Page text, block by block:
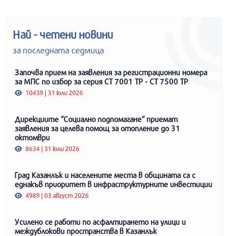
Най - четени новини
за последната седмица
Започва прием на заявления за регистрационни номера
за МПС по избор за серия СТ 7001 ТР - СТ 7500 ТР
10439 | 31 юли 2026
Дирекциите “Социално подпомагане“ приемат
заявления за целева помощ за отопление до 31
октомври
8634 | 31 юли 2026
Град Казанлък и населените места в общината са с
еднакъв приоритет в инфраструктурните инвестиции
4989 | 03 август 2026
Усилено се работи по асфалтирането на улици и
междублокови пространства в Казанлък